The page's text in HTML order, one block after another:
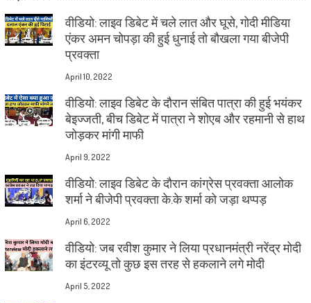
वीडियो: लाइव डिबेट में चले लात और घूसे, गोदी मीडिया
एंकर अमन चोपड़ा की हुई धुनाई तो बौखला गया बीजेपी
प्रवक्ता
April 10, 2022
वीडियो: लाइव डिबेट के दौरान संबित पात्रा की हुई भयंकर
बेइज्जती, बीच डिबेट में पात्रा ने शोएब और रहमानी से हाथ
जोड़कर मांगी माफी
April 9, 2022
वीडियो: लाइव डिबेट के दौरान कांग्रेस प्रवक्ता आलोक
शर्मा ने बीजेपी प्रवक्ता के.के शर्मा को जड़ा थप्पड़
April 6, 2022
वीडियो: जब रवीश कुमार ने लिया प्रधानमंत्री नरेंद्र मोदी
का इंटरव्यू तो कुछ इस तरह से हकलाने लगे मोदी
April 5, 2022